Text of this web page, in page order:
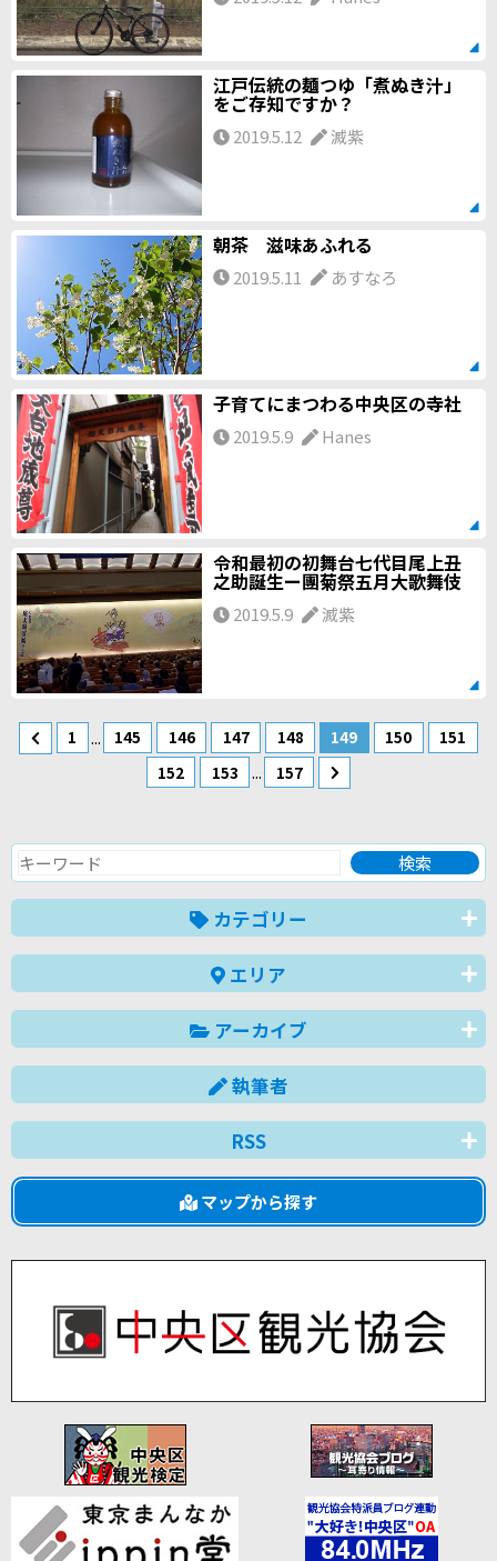
江戸伝統の麺つゆ「煮ぬき汁」
をご存知ですか？
2019.5.12 滅紫
朝茶 滋味あふれる
2019.5.11 あすなろ
子育てにまつわる中央区の寺社
2019.5.9 Hanes
令和最初の初舞台七代目尾上丑
之助誕生ー團菊祭五月大歌舞伎
2019.5.9 滅紫
1 ... 145 146 147 148 149 150
151
152
153 ... 157
カテゴリー
エリア
アーカイブ
執筆者
RSS
マップから探す